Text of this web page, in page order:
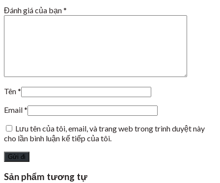
Đánh giá của bạn*
Tên*
Email*
Lưu tên của tôi, email, và trang web trong trình duyệt này
cho lần bình luận kế tiếp của tôi.
Sản phẩm tương tự